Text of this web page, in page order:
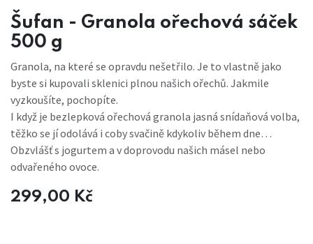
Šufan - Granola ořechová sáček
500 g
Granola, na které se opravdu nešetřilo. Je to vlastně jako
byste si kupovali sklenici plnou našich ořechů. Jakmile
vyzkoušíte, pochopíte.
I když je bezlepková ořechová granola jasná snídaňová volba,
těžko se jí odolává i coby svačině kdykoliv během dne…
Obzvlášť s jogurtem a v doprovodu našich másel nebo
odvařeného ovoce.
299,00 Kč